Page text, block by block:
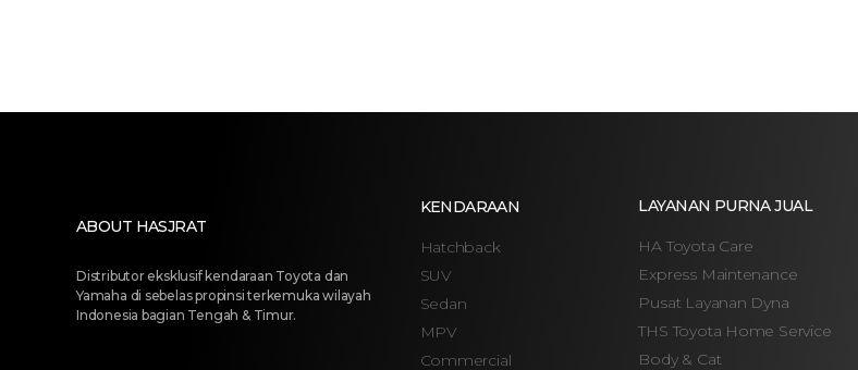
ABOUT HASJRAT
Distributor eksklusif kendaraan Toyota dan
Yamaha di sebelas propinsi terkemuka wilayah
Indonesia bagian Tengah & Timur.
KENDARAAN
Hatchback
SUV
Sedan
MPV
Commercial
LAYANAN PURNA JUAL
HA Toyota Care
Express Maintenance
Pusat Layanan Dyna
THS Toyota Home Service
Body & Cat